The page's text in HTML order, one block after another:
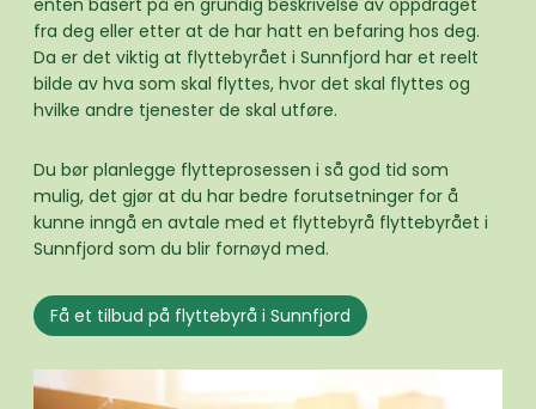
enten basert på en grundig beskrivelse av oppdraget
fra deg eller etter at de har hatt en befaring hos deg.
Da er det viktig at flyttebyrået i Sunnfjord har et reelt
bilde av hva som skal flyttes, hvor det skal flyttes og
hvilke andre tjenester de skal utføre.
Du bør planlegge flytteprosessen i så god tid som
mulig, det gjør at du har bedre forutsetninger for å
kunne inngå en avtale med et flyttebyrå flyttebyrået i
Sunnfjord som du blir fornøyd med.
Få et tilbud på flyttebyrå i Sunnfjord